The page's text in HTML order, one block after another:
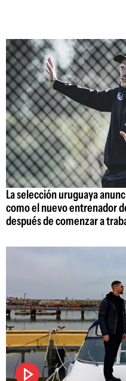
La selección uruguaya
como el nuevo entrenador
después de comenzar a